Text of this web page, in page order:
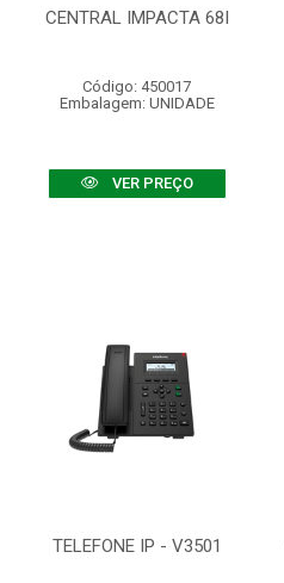
CENTRAL IMPACTA 68I
Código: 450017
Embalagem: UNIDADE
VER PREÇO
TELEFONE IP - V3501